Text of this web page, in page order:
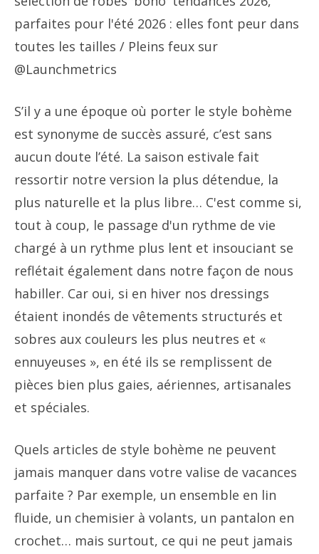
parfaites pour l'été 2026 : elles font peur dans
toutes les tailles / Pleins feux sur
@Launchmetrics
S’il y a une époque où porter le style bohème
est synonyme de succès assuré, c’est sans
aucun doute l’été. La saison estivale fait
ressortir notre version la plus détendue, la
plus naturelle et la plus libre… C'est comme si,
tout à coup, le passage d'un rythme de vie
chargé à un rythme plus lent et insouciant se
reflétait également dans notre façon de nous
habiller. Car oui, si en hiver nos dressings
étaient inondés de vêtements structurés et
sobres aux couleurs les plus neutres et «
ennuyeuses », en été ils se remplissent de
pièces bien plus gaies, aériennes, artisanales
et spéciales.
Quels articles de style bohème ne peuvent
jamais manquer dans votre valise de vacances
parfaite ? Par exemple, un ensemble en lin
fluide, un chemisier à volants, un pantalon en
crochet… mais surtout, ce qui ne peut jamais